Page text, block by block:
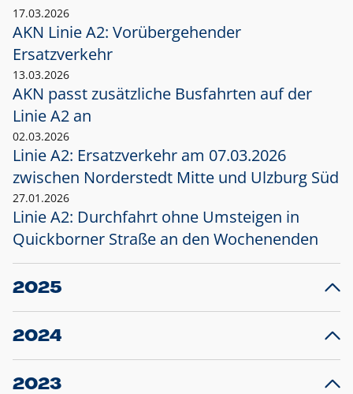
17.03.2026
AKN Linie A2: Vorübergehender
Ersatzverkehr
13.03.2026
AKN passt zusätzliche Busfahrten auf der
Linie A2 an
02.03.2026
Linie A2: Ersatzverkehr am 07.03.2026
zwischen Norderstedt Mitte und Ulzburg Süd
27.01.2026
Linie A2: Durchfahrt ohne Umsteigen in
Quickborner Straße an den Wochenenden
2025
23.12.2025
Projekt S5: Start der Bauarbeiten am
2024
10.12.2024
Großprojekt S5: Sperrung der Bahnstraße in
2023